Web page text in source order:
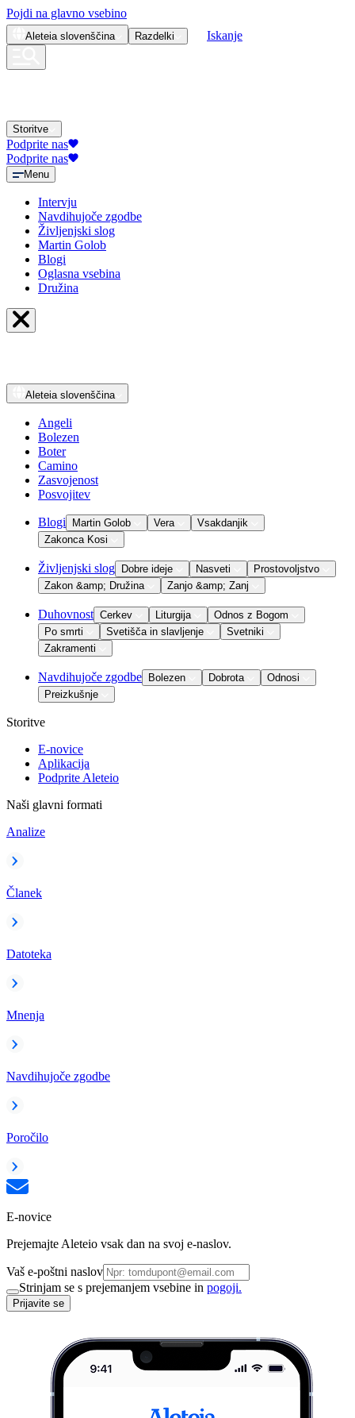
Pojdi na glavno vsebino
Aleteia slovenščina Razdelki Iskanje
Storitve
Podprite nas
Podprite nas
Menu
Intervju
Navdihujoče zgodbe
Življenjski slog
Martin Golob
Blogi
Oglasna vsebina
Družina
Aleteia slovenščina
Angeli
Bolezen
Boter
Camino
Zasvojenost
Posvojitev
Blogi Martin Golob Vera
Vsakdanjik
Zakonca Kosi
Življenjski slog Dobre ideje Nasveti
Prostovoljstvo
Zakon &amp; Družina
Zanjo &amp; Zanj
Duhovnost Cerkev Liturgija
Odnos z Bogom
Po smrti
Svetišča in slavljenje
Svetniki
Zakramenti
Navdihujoče zgodbe Bolezen Dobrota
Odnosi
Preizkušnje
Storitve
E-novice
Aplikacija
Podprite Aleteio
Naši glavni formati
Analize
Članek
Datoteka
Mnenja
Navdihujoče zgodbe
Poročilo
E-novice
Prejemajte Aleteio vsak dan na svoj e-naslov.
Vaš e-poštni naslov
Strinjam se s prejemanjem vsebine in pogoji.
Prijavite se